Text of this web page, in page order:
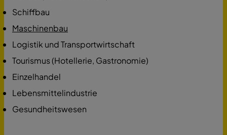
Schiffbau
Maschinenbau
Logistik und Transportwirtschaft
Tourismus (Hotellerie, Gastronomie)
Einzelhandel
Lebensmittelindustrie
Gesundheitswesen